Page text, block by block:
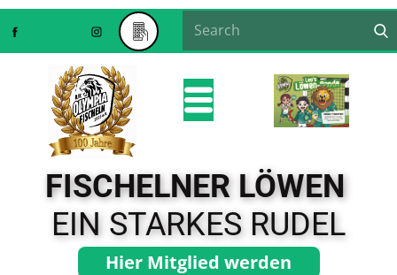
FISCHELNER LÖWEN
EIN STARKES RUDEL
Hier Mitglied werden